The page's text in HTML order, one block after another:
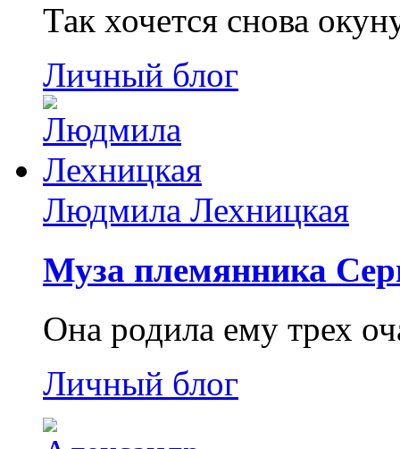
Так хочется снова
Личный блог
Людмила Лехницкая
Муза племянника
Она родила ему трех
Личный блог